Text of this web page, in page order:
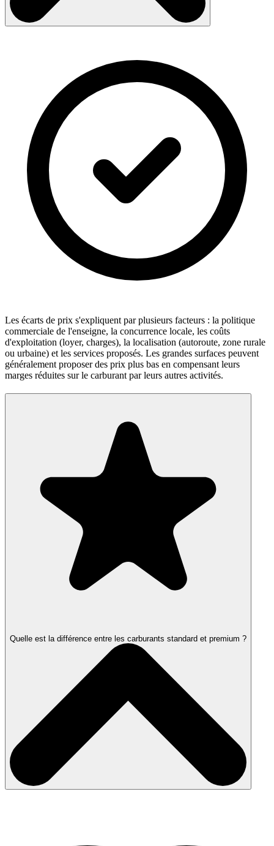
Les écarts de prix s'expliquent par plusieurs facteurs : la politique
commerciale de l'enseigne, la concurrence locale, les coûts
d'exploitation (loyer, charges), la localisation (autoroute, zone rurale
ou urbaine) et les services proposés. Les grandes surfaces peuvent
généralement proposer des prix plus bas en compensant leurs
marges réduites sur le carburant par leurs autres activités.
Quelle est la différence entre les carburants standard et premium ?